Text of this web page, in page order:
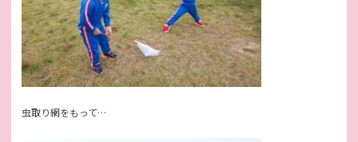
虫取り網をもって…